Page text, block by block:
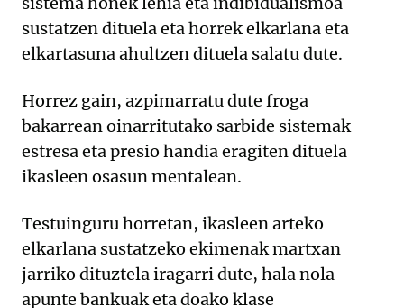
sustatzen dituela eta horrek elkarlana eta
elkartasuna ahultzen dituela salatu dute.
Horrez gain, azpimarratu dute froga
bakarrean oinarritutako sarbide sistemak
estresa eta presio handia eragiten dituela
ikasleen osasun mentalean.
Testuinguru horretan, ikasleen arteko
elkarlana sustatzeko ekimenak martxan
jarriko dituztela iragarri dute, hala nola
apunte bankuak eta doako klase